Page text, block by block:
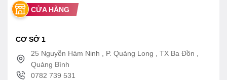
CỬA HÀNG
CƠ SỞ 1
25 Nguyễn Hàm Ninh , P. Quảng Long , TX Ba Đồn ,
Quảng Bình
0782 739 531